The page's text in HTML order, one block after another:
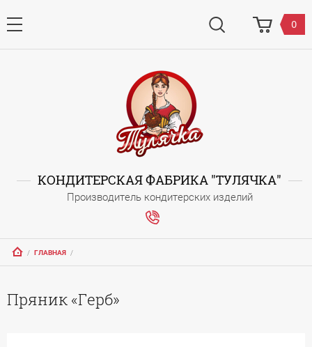
0
КОНДИТЕРСКАЯ ФАБРИКА "ТУЛЯЧКА"
Производитель кондитерских изделий
   /
ГЛАВНАЯ
   /
Пряник «Герб»